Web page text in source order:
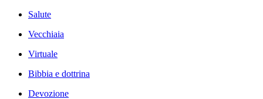
Salute
Vecchiaia
Virtuale
Bibbia e dottrina
Devozione